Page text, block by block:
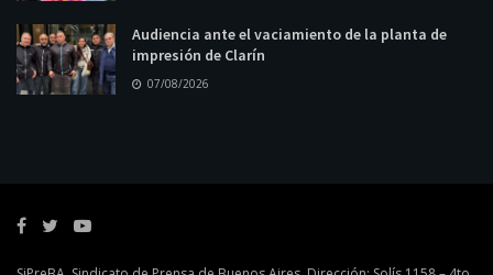
Audiencia ante el vaciamiento de la planta de
impresión de Clarín
07/08/2026